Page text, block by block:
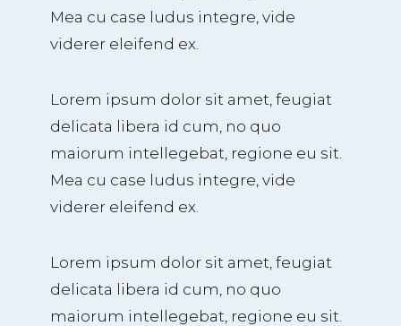
Mea cu case ludus integre, vide
viderer eleifend ex.
Lorem ipsum dolor sit amet, feugiat
delicata libera id cum, no quo
maiorum intellegebat, regione eu sit.
Mea cu case ludus integre, vide
viderer eleifend ex.
Lorem ipsum dolor sit amet, feugiat
delicata libera id cum, no quo
maiorum intellegebat, regione eu sit.